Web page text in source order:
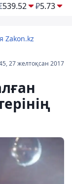
539.52 ₽5.73
Zakon.kz
27 желтоқсан 2017